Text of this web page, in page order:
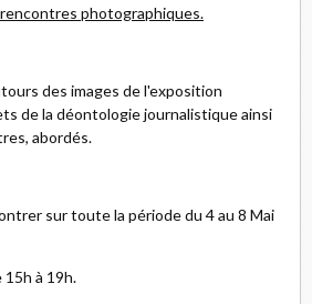
photographiques.
des images de l'exposition
de la déontologie journalistique ainsi
abordés.
sur toute la période du 4 au 8 Mai
15h à 19h.